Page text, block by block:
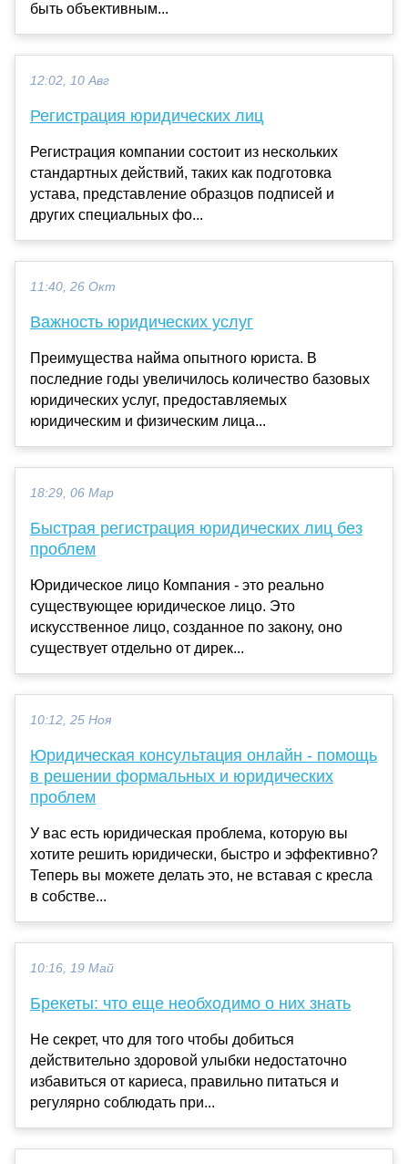
быть объективным...
12:02, 10 Авг
Регистрация юридических лиц
Регистрация компании состоит из нескольких
стандартных действий, таких как подготовка
устава, представление образцов подписей и
других специальных фо...
11:40, 26 Окт
Важность юридических услуг
Преимущества найма опытного юриста. В
последние годы увеличилось количество базовых
юридических услуг, предоставляемых
юридическим и физическим лица...
18:29, 06 Мар
Быстрая регистрация юридических лиц без
проблем
Юридическое лицо Компания - это реально
существующее юридическое лицо. Это
искусственное лицо, созданное по закону, оно
существует отдельно от дирек...
10:12, 25 Ноя
Юридическая консультация онлайн - помощь
в решении формальных и юридических
проблем
У вас есть юридическая проблема, которую вы
хотите решить юридически, быстро и эффективно?
Теперь вы можете делать это, не вставая с кресла
в собстве...
10:16, 19 Май
Брекеты: что еще необходимо о них знать
Не секрет, что для того чтобы добиться
действительно здоровой улыбки недостаточно
избавиться от кариеса, правильно питаться и
регулярно соблюдать при...